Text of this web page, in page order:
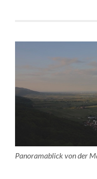
Panoramablick von der